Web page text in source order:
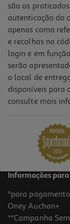
Creme Pink Stuff
são os
autenticação do
apenas como
e recolhas no
login e em
serão
o local de
disponíveis para
consulte mais
Informações
*para
Oney Auchan+.
**Campanha